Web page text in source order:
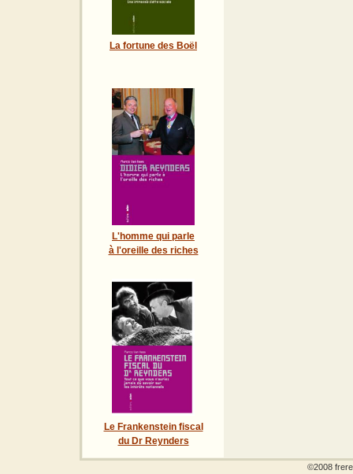
La fortune des Boël
L'homme qui parle
à l'oreille des riches
Le Frankenstein fiscal
du Dr Reynders
©2008